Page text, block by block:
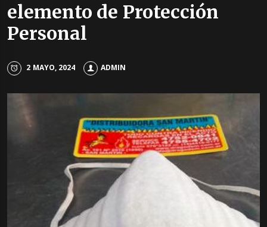
elemento de Protección
Personal
2 MAYO, 2024 ADMIN